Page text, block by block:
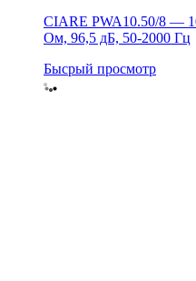
CIARE PWA10.50/8 —
Ом, 96,5 дБ, 50-2000 Гц
Бысрый просмотр